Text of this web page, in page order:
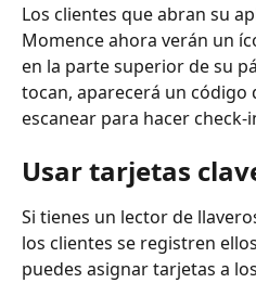
Los clientes que abran su
Momence ahora verán un
en la parte superior de su
tocan, aparecerá un código
escanear para hacer check-
Usar tarjetas
Si tienes un lector de
los clientes se registren
puedes asignar tarjetas a